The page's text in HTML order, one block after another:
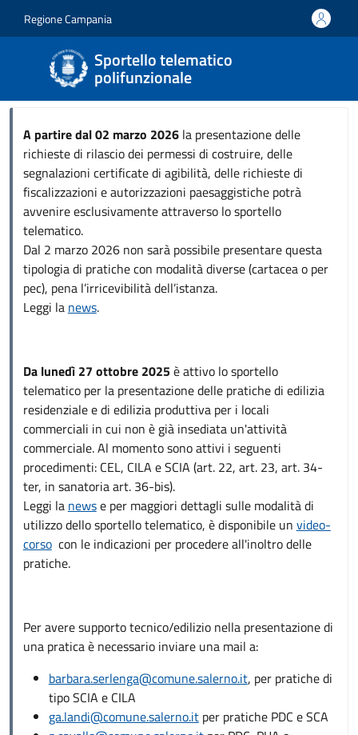
Regione Campania
Sportello telematico
polifunzionale
A partire dal 02 marzo 2026la presentazione delle
richieste di rilascio dei permessi di costruire, delle
segnalazioni certificate di agibilità, delle richieste di
fiscalizzazioni e autorizzazioni paesaggistiche potrà
avvenire esclusivamente attraverso lo sportello
telematico.
Dal 2 marzo 2026 non sarà possibile presentare questa
tipologia di pratiche con modalità diverse (cartacea o per
pec), pena l’irricevibilità dell’istanza.
Leggi la news.
Da lunedì 27 ottobre 2025è attivo lo sportello
telematico per la presentazione delle pratiche di edilizia
residenziale e di edilizia produttiva per i locali
commerciali in cui non è già insediata un'attività
commerciale. Al momento sono attivi i seguenti
procedimenti: CEL, CILA e SCIA (art. 22, art. 23, art. 34-
ter, in sanatoria art. 36-bis).
Leggi la newse per maggiori dettagli sulle modalità di
utilizzo dello sportello telematico, è disponibile un video-
corsocon le indicazioni per procedere all'inoltro delle
pratiche.
Per avere supporto tecnico/edilizio nella presentazione di
una pratica è necessario inviare una mail a:
barbara.serlenga@comune.salerno.it, per pratiche di
tipo SCIA e CILA
ga.landi@comune.salerno.itper pratiche PDC e SCA